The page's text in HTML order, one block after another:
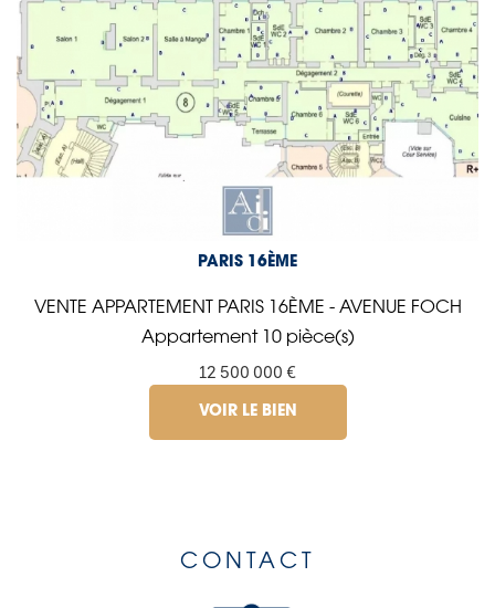
PARIS 16ÈME
VENTE APPARTEMENT PARIS 16ÈME - AVENUE FOCH
Appartement 10 pièce(s)
12 500 000 €
VOIR LE BIEN
CONTACT